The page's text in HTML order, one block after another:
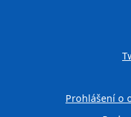
Prohlášení o